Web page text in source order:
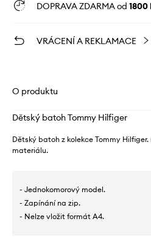
DOPRAVA ZDARMA od 1800
VRÁCENÍ A REKLAMACE
O produktu
Dětský batoh Tommy Hilfiger
Dětský batoh z kolekce Tommy
materiálu.
- Jednokomorový model.
- Zapínání na zip.
- Nelze vložit formát A4.